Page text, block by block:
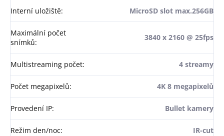
Interní uložiště: MicroSD slot max.256GB
Maximální počet
snímků:
3840 x 2160 @ 25fps
Multistreaming počet: 4 streamy
Počet megapixelů: 4K 8 megapixelů
Provedení IP: Bullet kamery
Režim den/noc: IR-cut